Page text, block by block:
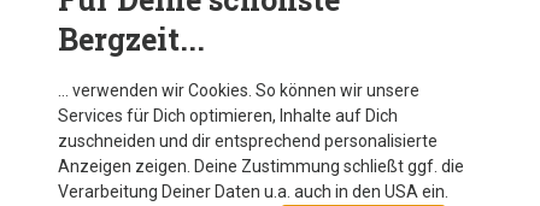
Herren Competizione 2 Bib kurz
119,95 €
L XXL
Castelli
Herren Upf Trikot
119,95 €
Bergzeit...
… verwenden wir Cookies. So können wir unsere
Services für Dich optimieren, Inhalte auf Dich
zuschneiden und dir entsprechend personalisierte
Anzeigen zeigen. Deine Zustimmung schließt ggf. die
Verarbeitung Deiner Daten u.a. auch in den USA ein.